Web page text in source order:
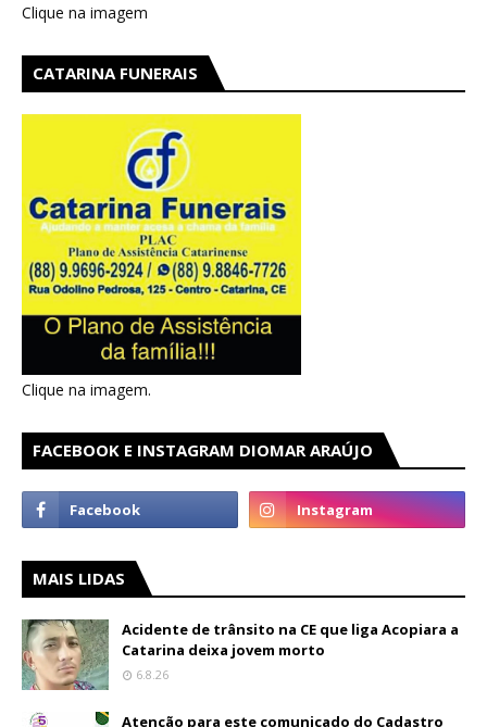
Clique na imagem
CATARINA FUNERAIS
Clique na imagem.
FACEBOOK E INSTAGRAM DIOMAR ARAÚJO
MAIS LIDAS
Acidente de trânsito na CE que liga Acopiara a
Catarina deixa jovem morto
6.8.26
Atenção para este comunicado do Cadastro